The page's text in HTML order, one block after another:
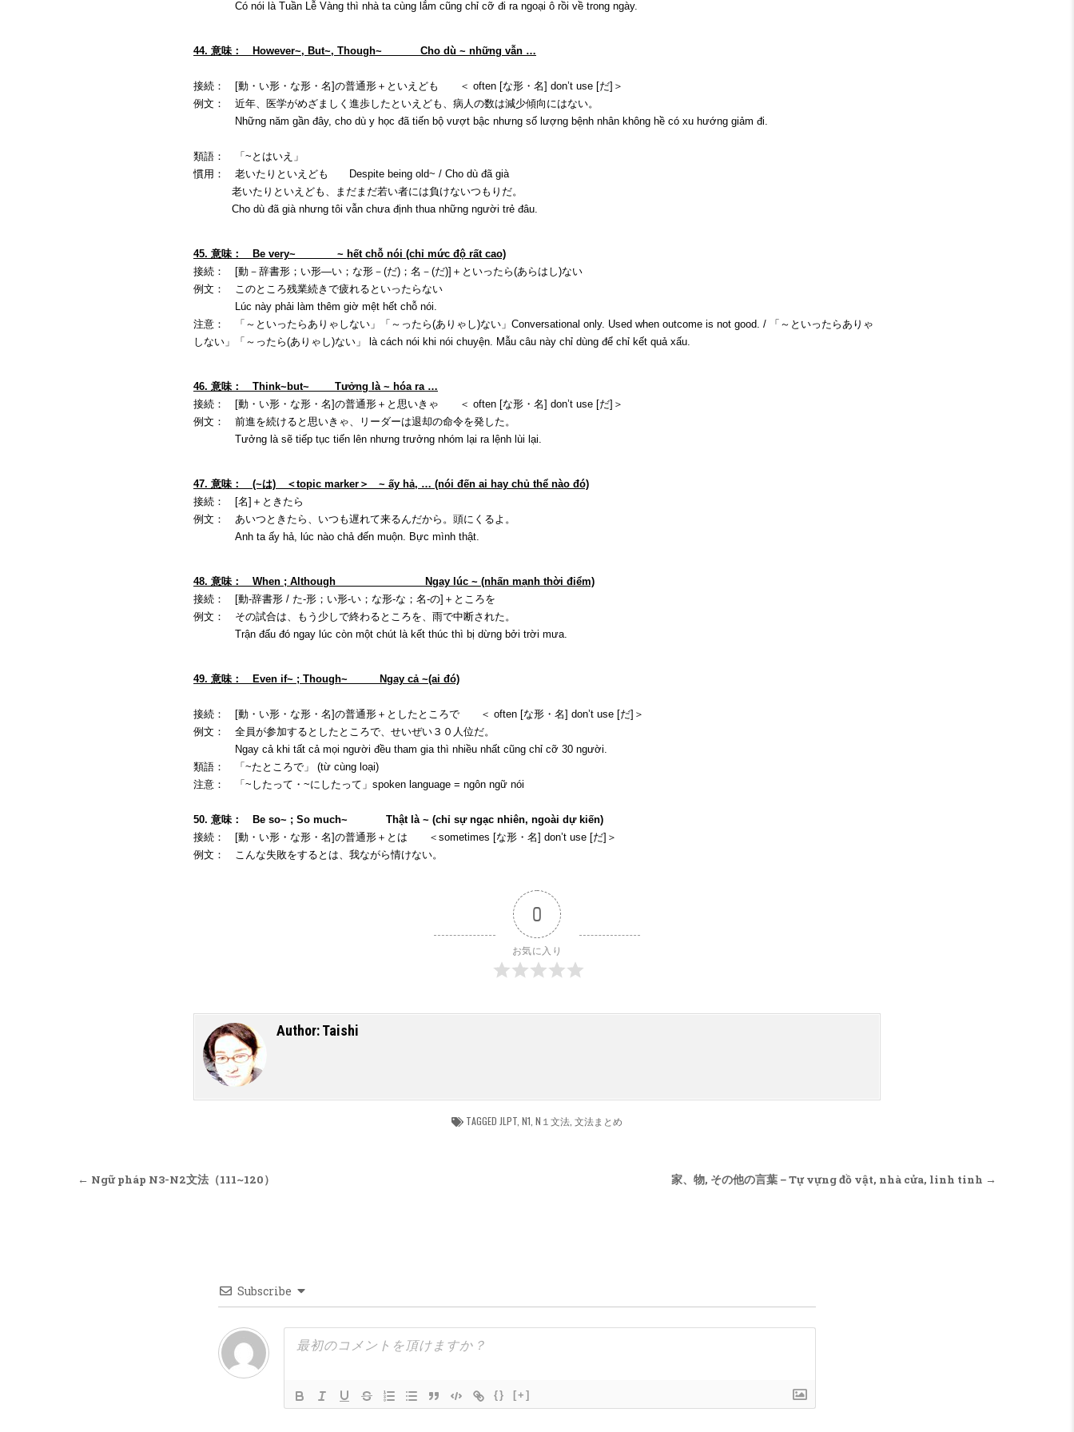
Có nói là Tuần Lễ Vàng thì nhà ta cùng lắm cũng chỉ cỡ đi ra ngoại ô rồi về trong ngày.
44. 意味： However~, But~, Though~ Cho dù ~ những vẫn …
接続： [動・い形・な形・名]の普通形＋といえども ＜ often [な形・名] don’t use [だ]＞
例文： 近年、医学がめざましく進歩したといえども、病人の数は減少傾向にはない。
Những năm gần đây, cho dù y học đã tiến bộ vượt bậc nhưng số lượng bệnh nhân không hề có xu hướng giảm đi.
類語： 「~とはいえ」
慣用： 老いたりといえども Despite being old~ / Cho dù đã già
老いたりといえども、まだまだ若い者には負けないつもりだ。
Cho dù đã già nhưng tôi vẫn chưa định thua những người trẻ đâu.
45. 意味： Be very~ ~ hết chỗ nói (chỉ mức độ rất cao)
接続： [動－辞書形；い形―い；な形－(だ)；名－(だ)]＋といったら(あらはし)ない
例文： このところ残業続きで疲れるといったらない
Lúc này phải làm thêm giờ mệt hết chỗ nói.
注意： 「～といったらありゃしない」「～ったら(ありゃし)ない」Conversational only. Used when outcome is not good. / 「～といったらありゃ
しない」「～ったら(ありゃし)ない」 là cách nói khi nói chuyện. Mẫu câu này chỉ dùng để chỉ kết quả xấu.
46. 意味： Think~but~ Tưởng là ~ hóa ra …
接続： [動・い形・な形・名]の普通形＋と思いきゃ ＜ often [な形・名] don’t use [だ]＞
例文： 前進を続けると思いきゃ、リーダーは退却の命令を発した。
Tưởng là sẽ tiếp tục tiến lên nhưng trưởng nhóm lại ra lệnh lùi lại.
47. 意味： (~は) ＜topic marker＞ ~ ấy hả, … (nói đến ai hay chủ thể nào đó)
接続： [名]＋ときたら
例文： あいつときたら、いつも遅れて来るんだから。頭にくるよ。
Anh ta ấy hả, lúc nào chả đến muộn. Bực mình thật.
48. 意味： When ; Although Ngay lúc ~ (nhấn mạnh thời điểm)
接続： [動-辞書形 / た-形；い形-い；な形-な；名-の]＋ところを
例文： その試合は、もう少しで終わるところを、雨で中断された。
Trận đấu đó ngay lúc còn một chút là kết thúc thì bị dừng bởi trời mưa.
49. 意味： Even if~ ; Though~ Ngay cả ~(ai đó)
接続： [動・い形・な形・名]の普通形＋としたところで ＜ often [な形・名] don’t use [だ]＞
例文： 全員が参加するとしたところで、せいぜい３０人位だ。
Ngay cả khi tất cả mọi người đều tham gia thì nhiều nhất cũng chỉ cỡ 30 người.
類語： 「~たところで」 (từ cùng loại)
注意： 「~したって・~にしたって」spoken language = ngôn ngữ nói
50. 意味： Be so~ ; So much~ Thật là ~ (chỉ sự ngạc nhiên, ngoài dự kiến)
接続： [動・い形・な形・名]の普通形＋とは ＜sometimes [な形・名] don’t use [だ]＞
例文： こんな失敗をするとは、我ながら情けない。
0
お気に入り
Author:Taishi
TAGGED JLPT N1 N１文法 文法まとめ
投稿ナビゲーション 家、物, その他の言葉－Tự vựng đồ vật, nhà cửa, linh tinh →
← Ngữ pháp N3-N2文法（111~120）
Subscribe
{} [+]